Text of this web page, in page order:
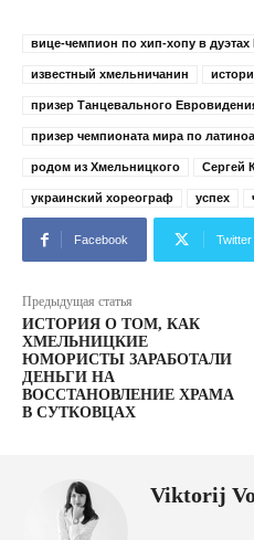
вице-чемпион по хип-хопу в
известный хмельничанин
призер Танцевального
призер чемпионата мира по
родом из Хмельницкого Сергей
украинский хореограф успех
Facebook Twitter
Предыдущая статья
ИСТОРИЯ О ТОМ, КАК
ХМЕЛЬНИЦКИЕ
ЮМОРИСТЫ ЗАРАБОТАЛИ
ДЕНЬГИ НА
ВОССТАНОВЛЕНИЕ ХРАМА
В СУТКОВЦАХ
Viktorij